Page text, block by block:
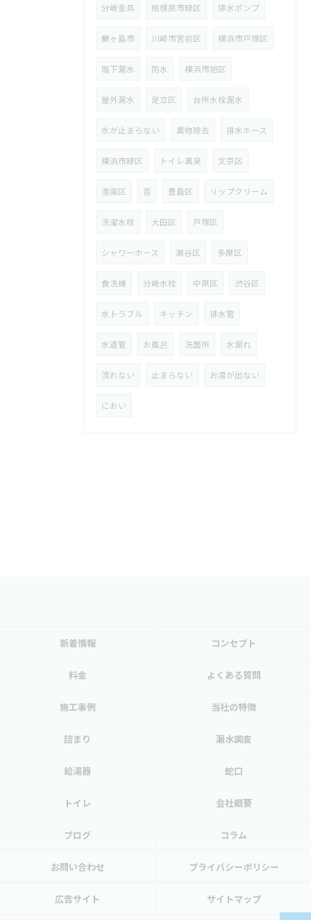
分岐金具 相模原市緑区 排水ポンプ
鶴ヶ島市 川崎市宮前区 横浜市戸塚区
階下漏水 防水 横浜市旭区
屋外漏水 足立区 台所水栓漏水
水が止まらない 異物除去 排水ホース
横浜市緑区 トイレ異臭 文京区
港南区 音 豊島区 リップクリーム
洗濯水栓 大田区 戸塚区
シャワーホース 瀬谷区 多摩区
食洗機 分岐水栓 中原区 渋谷区
水トラブル キッチン 排水管
水道管 お風呂 洗面所 水漏れ
流れない 止まらない お湯が出ない
におい
新着情報 コンセプト
料金 よくある質問
施工事例 当社の特徴
詰まり 漏水調査
給湯器 蛇口
トイレ 会社概要
ブログ コラム
お問い合わせ プライバシーポリシー
広告サイト サイトマップ